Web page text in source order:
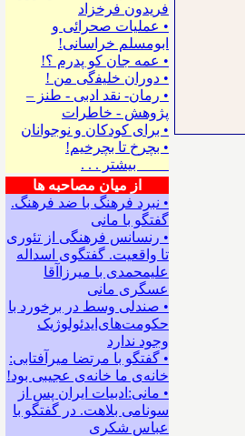
فریدون فرخزاد
• عملیات صحرائی و
ابومسلم خراسانی!
• ﻋﻤﻪ ﺟﺎﻥ ﻛﻮ ﭘﺪﺭﻡ ؟!
• ﺩﻭﺭﺍﻥ ﺧﻠﻴﻔگی ﻣﻦ !
• رمان- نقد ادبی - طنز –
پژوهش - خاطرات
• ﺑﺮﺍﻯ ﻛﻮﺩﻛﺎﻥ ﻭ ﻧﻮﺟﻮﺍﻧﺎﻥ
• بچرخ تا بچرخیم!
بیشتر . . .
از میان مصاحبه ها
• نبرد فرهنگ با ضد فرهنگ.
گفتگو با ﻣﺎﻧﻰ
• رنسانس فرهنگی ‌از تئوری
‌تا واقعیت. گفتگوی اسداله
علیمحمدی با میرزاآقا
عسگری ‌مانی
• صندلی وسط در برخورد با
حکومت‌های‌ایدئولوژیک
وجود ندارد
• گفتگو با مرتضا میرآفتابی:
ﺧﺎﻧﻪﻯ ﻣﺎ ﺧﺎﻧﻪﻯ ﻋﺠﻴﺒﻰ ﺑﻮﺩ!
• مانی:ادبیات ایران پس از
سونامی بلاهت. در گفتگو با
عباس شکری